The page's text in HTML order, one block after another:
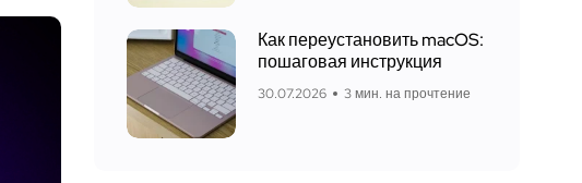
Как переустановить macOS:
пошаговая инструкция
30.07.2026 3 мин. на прочтение